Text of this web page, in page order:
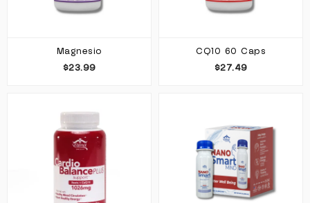
Magnesio
$23.99
CQ10 60 Caps
$27.49